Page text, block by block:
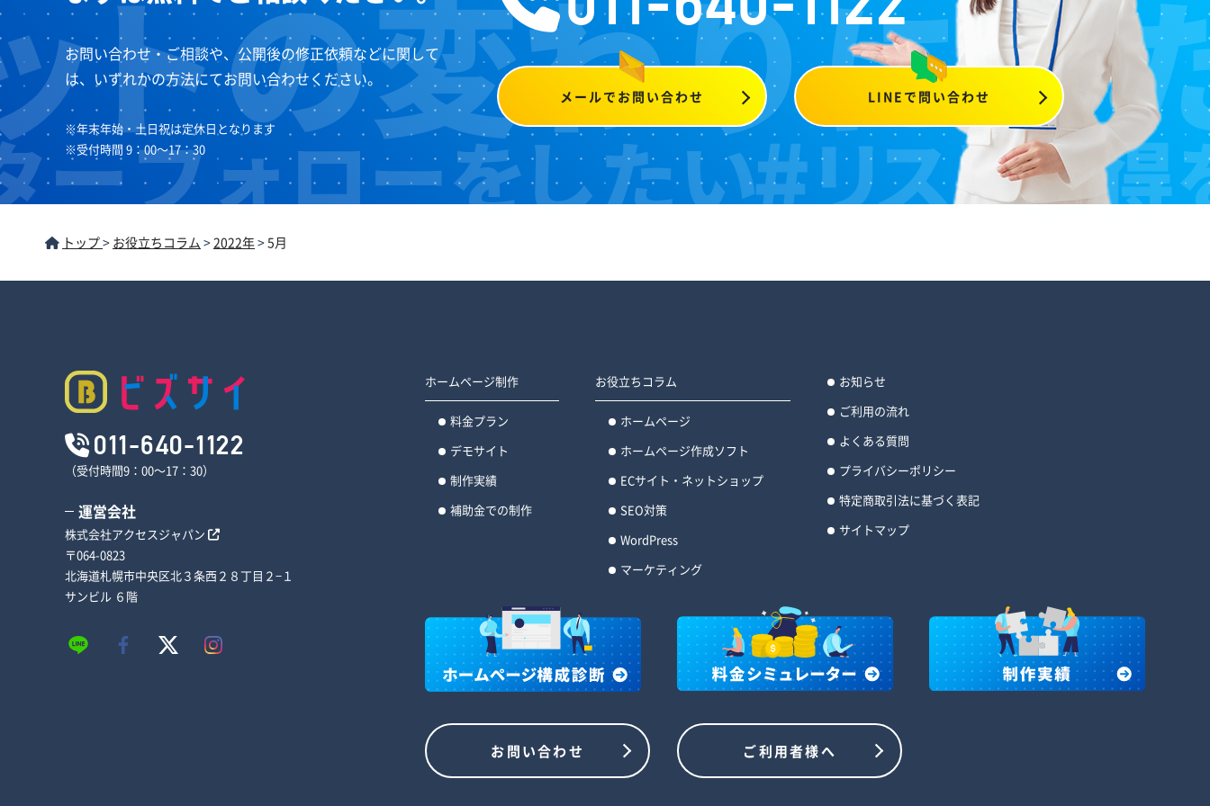
お問い合わせ・ご相談や、公開後の修正依頼などに関して
は、いずれかの方法にてお問い合わせください。
※年末年始・土日祝は定休日となります
※受付時間 9：00～17：30
メールでお問い合わせ LINEで問い合わせ
トップ> お役立ちコラム >2022年>5月
011-640-1122
（受付時間9：00～17：30）
運営会社
株式会社アクセスジャパン
〒064-0823
北海道札幌市中央区北３条西２８丁目２−１
サンビル ６階
ホームページ制作
料金プラン
デモサイト
制作実績
補助金での制作
お役立ちコラム
ホームページ
ホームページ作成ソフト
ECサイト・ネットショップ
SEO対策
WordPress
マーケティング
お知らせ
ご利用の流れ
よくある質問
プライバシーポリシー
特定商取引法に基づく表記
サイトマップ
お問い合わせ ご利用者様へ